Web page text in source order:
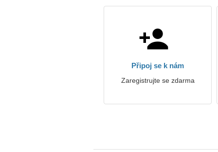
Připoj se k nám
Zaregistrujte se zdarma